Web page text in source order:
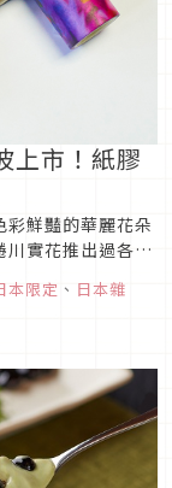
上市！紙膠
彩鮮豔的華麗花朵
實花推出過各式
本A.P.J（アート
，除了繽紛紙膠
本限定 、 日本雜